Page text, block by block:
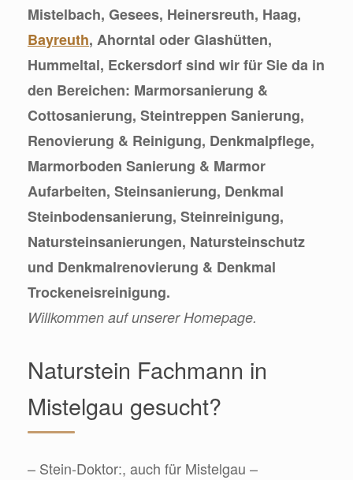
Mistelbach, Gesees, Heinersreuth, Haag,
Bayreuth, Ahorntal oder Glashütten,
Hummeltal, Eckersdorf sind wir für Sie da in
den Bereichen: Marmorsanierung &
Cottosanierung, Steintreppen Sanierung,
Renovierung & Reinigung, Denkmalpflege,
Marmorboden Sanierung & Marmor
Aufarbeiten, Steinsanierung, Denkmal
Steinbodensanierung, Steinreinigung,
Natursteinsanierungen, Natursteinschutz
und Denkmalrenovierung & Denkmal
Trockeneisreinigung.
Willkommen auf unserer Homepage.
Naturstein Fachmann in
Mistelgau gesucht?
– Stein-Doktor:, auch für Mistelgau –